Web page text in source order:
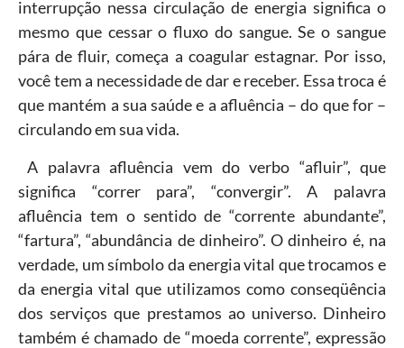
interrupção nessa circulação de energia significa o
mesmo que cessar o fluxo do sangue. Se o sangue
pára de fluir, começa a coagular estagnar. Por isso,
você tem a necessidade de dar e receber. Essa troca é
que mantém a sua saúde e a afluência – do que for –
circulando em sua vida.
A palavra afluência vem do verbo “afluir”, que
significa “correr para”, “convergir”. A palavra
afluência tem o sentido de “corrente abundante”,
“fartura”, “abundância de dinheiro”. O dinheiro é, na
verdade, um símbolo da energia vital que trocamos e
da energia vital que utilizamos como conseqüência
dos serviços que prestamos ao universo. Dinheiro
também é chamado de “moeda corrente”, expressão